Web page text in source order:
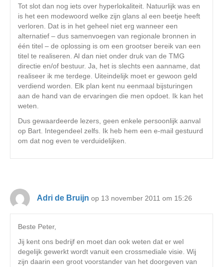
Tot slot dan nog iets over hyperlokaliteit. Natuurlijk was en
is het een modewoord welke zijn glans al een beetje heeft
verloren. Dat is in het geheel niet erg wanneer een
alternatief – dus samenvoegen van regionale bronnen in
één titel – de oplossing is om een grootser bereik van een
titel te realiseren. Al dan niet onder druk van de TMG
directie en/of bestuur. Ja, het is slechts een aanname, dat
realiseer ik me terdege. Uiteindelijk moet er gewoon geld
verdiend worden. Elk plan kent nu eenmaal bijsturingen
aan de hand van de ervaringen die men opdoet. Ik kan het
weten.
Dus gewaardeerde lezers, geen enkele persoonlijk aanval
op Bart. Integendeel zelfs. Ik heb hem een e-mail gestuurd
om dat nog even te verduidelijken.
Adri de Bruijn op 13 november 2011 om 15:26
Beste Peter,
Jij kent ons bedrijf en moet dan ook weten dat er wel
degelijk gewerkt wordt vanuit een crossmediale visie. Wij
zijn daarin een groot voorstander van het doorgeven van